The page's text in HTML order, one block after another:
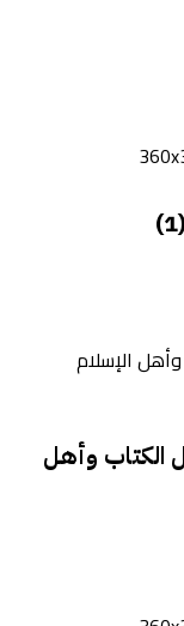
أهل الكتاب وأهل